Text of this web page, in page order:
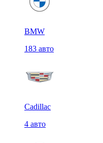
BMW
183 авто
Cadillac
4 авто